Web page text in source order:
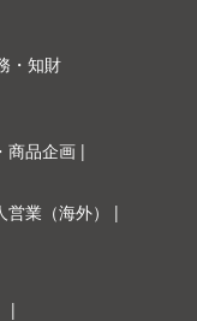
・知財
商品企画
営業（海外）